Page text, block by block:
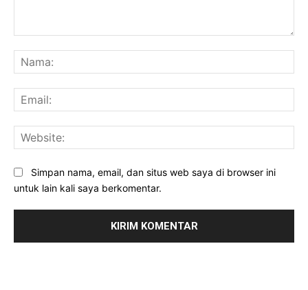
Simpan nama, email, dan situs web saya di browser ini
untuk lain kali saya berkomentar.